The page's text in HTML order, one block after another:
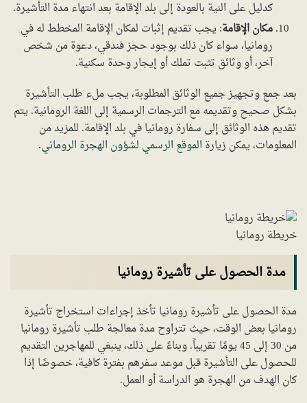
كدليل على النية بالعودة إلى بلد الإقامة بعد انتهاء مدة التأشيرة.
مكان الإقامة: يجب تقديم إثبات لمكان الإقامة المخطط له في
رومانيا، سواء كان ذلك بوجود حجز فندقي، دعوة من شخص
آخر، أو وثائق تثبت تملك أو إيجار وحدة سكنية.
بعد جمع وتجهيز جميع الوثائق المطلوبة، يجب ملء طلب التأشيرة
بشكل صحيح وتقديمه مع الترجمات الرسمية إلى اللغة الرومانية. يتم
تقديم هذه الوثائق إلى سفارة رومانيا في بلد الإقامة. للمزيد من
المعلومات، يمكن زيارة الموقع الرسمي لشؤون الهجرة الروماني.
خريطة رومانيا
مدة الحصول على تأشيرة رومانيا
مدة الحصول على تأشيرة رومانيا تأخذ إجراءات استخراج تأشيرة
رومانيا بعض الوقت، حيث تتراوح مدة معالجة طلب تأشيرة رومانيا
من 30 إلى 45 يومًا تقريباً. وبناءً على ذلك، ينبغي للمهاجرين التقديم
للحصول على التأشيرة قبل موعد سفرهم بفترة كافية، خصوصًا إذا
كان الهدف من الهجرة هو الدراسة أو العمل.